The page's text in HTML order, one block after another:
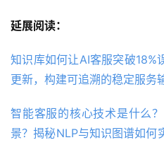
延展阅读：
知识库如何让AI客服突破18%
更新，构建可追溯的稳定服务
智能客服的核心技术是什么
景？揭秘NLP与知识图谱如何